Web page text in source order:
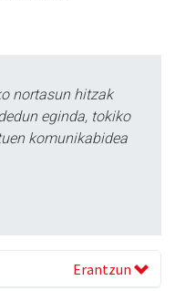
nortasun hitzak
eginda, tokiko
komunikabidea
Erantzun